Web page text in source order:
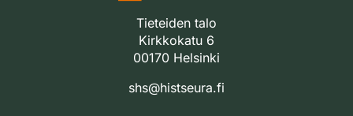
Tieteiden talo
Kirkkokatu 6
00170 Helsinki
shs@histseura.fi